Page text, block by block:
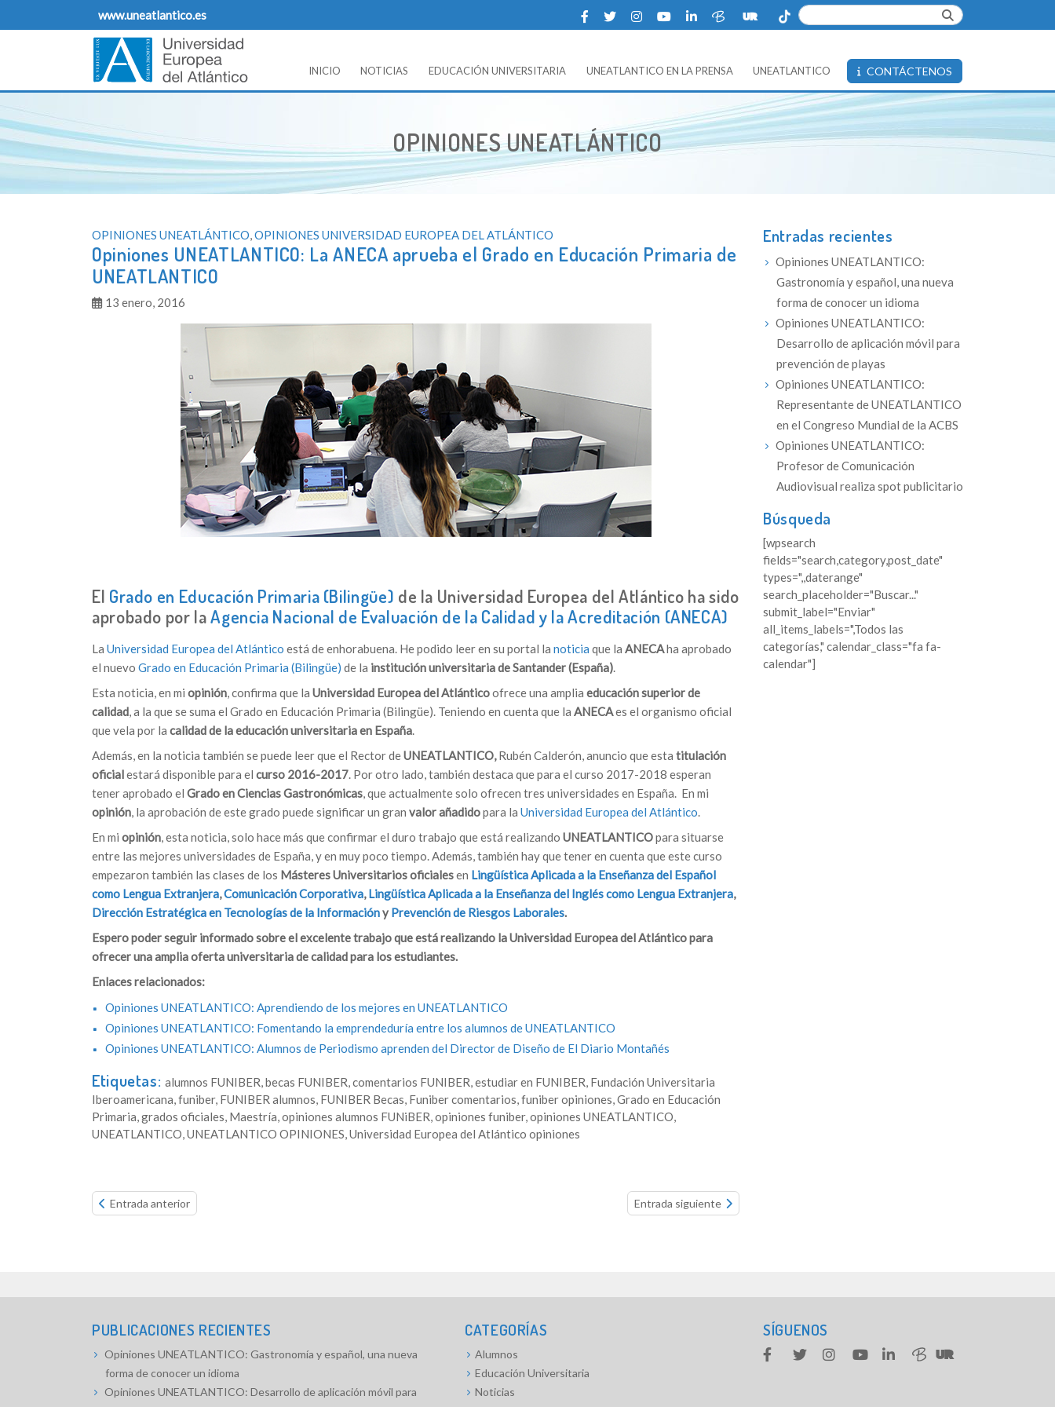
www.uneatlantico.es
Opiniones Universidad Europea del Atlantico
Blog de opiniones, noticias y comentarios sobre UNEATLANTICO (Universidad Europea del Atlántico).
INICIO NOTICIAS EDUCACIÓN UNIVERSITARIA UNEATLANTICO EN LA PRENSA UNEATLANTICO CONTÁCTENOS
OPINIONES UNEATLÁNTICO
OPINIONES UNEATLÁNTICO,OPINIONES UNIVERSIDAD EUROPEA DEL ATLÁNTICO
Opiniones UNEATLANTICO: La ANECA aprueba el Grado en Educación Primaria de
UNEATLANTICO
13 enero, 2016
El Grado en Educación Primaria (Bilingüe) de la Universidad Europea del Atlántico ha sido
aprobado por laAgencia Nacional de Evaluación de la Calidad y la Acreditación (ANECA)
La Universidad Europea del Atlántico está de enhorabuena. He podido leer en su portal la noticia que la ANECAha aprobado
el nuevo Grado en Educación Primaria (Bilingüe) de la institución universitaria de Santander (España).
Esta noticia, en mi opinión, confirma que la Universidad Europea del Atlánticoofrece una amplia educación superior de
calidad, a la que se suma el Grado en Educación Primaria (Bilingüe). Teniendo en cuenta que la ANECAes el organismo oficial
que vela por la calidad de la educación universitaria en España.
Además, en la noticia también se puede leer que el Rector deUNEATLANTICO,Rubén Calderón, anuncio que esta titulación
oficialestará disponible para el curso 2016-2017. Por otro lado, también destaca que para el curso 2017-2018 esperan
tener aprobado el Grado en Ciencias Gastronómicas, que actualmente solo ofrecen tres universidades en España. En mi
opinión, la aprobación de este grado puede significar un gran valor añadidopara la Universidad Europea del Atlántico.
En mi opinión, esta noticia, solo hace más que confirmar el duro trabajo que está realizando UNEATLANTICOpara situarse
entre las mejores universidades de España, y en muy poco tiempo. Además, también hay que tener en cuenta que este curso
empezaron también las clases de los Másteres Universitarios oficialesen Lingüística Aplicada a la Enseñanza del Español
como Lengua Extranjera,ComunicaciónCorporativa,Lingüística Aplicada a la Enseñanza del Inglés como Lengua Extranjera,
Dirección Estratégica en Tecnologías de la Informacióny Prevención de Riesgos Laborales.
Espero poder seguir informado sobre el excelente trabajo que está realizando laUniversidad Europea del Atlánticopara
ofrecer unaamplia oferta universitaria de calidad para los estudiantes.
Enlaces relacionados:
Opiniones UNEATLANTICO: Aprendiendo de los mejores en UNEATLANTICO
Opiniones UNEATLANTICO: Fomentando la emprendeduría entre los alumnos de UNEATLANTICO
Opiniones UNEATLANTICO: Alumnos de Periodismo aprenden del Director de Diseño de El Diario Montañés
Etiquetas:alumnos FUNIBER,becas FUNIBER,comentarios FUNIBER,estudiar en FUNIBER, Fundación Universitaria
Iberoamericana,funiber, FUNIBER alumnos, FUNIBER Becas, Funiber comentarios,funiber opiniones,Grado en Educación
Primaria,grados oficiales, Maestría,opiniones alumnos FUNiBER,opiniones funiber,opiniones UNEATLANTICO,
UNEATLANTICO,UNEATLANTICO OPINIONES,Universidad Europea del Atlántico opiniones
Continue
reading...
Entrada anterior Entrada siguiente
Entradas recientes
Opiniones UNEATLANTICO:
Gastronomía y español, una nueva
forma de conocer un idioma
Opiniones UNEATLANTICO:
Desarrollo de aplicación móvil para
prevención de playas
Opiniones UNEATLANTICO:
Representante de UNEATLANTICO
en el Congreso Mundial de la ACBS
Opiniones UNEATLANTICO:
Profesor de Comunicación
Audiovisual realiza spot publicitario
Búsqueda
[wpsearch
fields="search,category,post_date"
types=",,daterange"
search_placeholder="Buscar..."
submit_label="Enviar"
all_items_labels=",Todos las
categorías," calendar_class="fa fa-
calendar"]
PUBLICACIONES RECIENTES
Opiniones UNEATLANTICO: Gastronomía y español, una nueva
forma de conocer un idioma
Opiniones UNEATLANTICO: Desarrollo de aplicación móvil para
CATEGORÍAS
Alumnos
Educación Universitaria
Noticias
SÍGUENOS